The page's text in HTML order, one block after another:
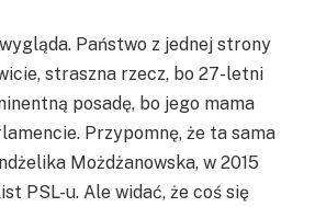
Państwo z jednej strony
straszna rzecz, bo 27-letni
posadę, bo jego mama
Przypomnę, że ta sama
Możdżanowska, w 2015
PSL-u. Ale widać, że coś się